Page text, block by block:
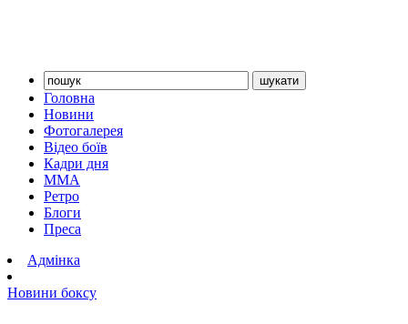
Головна
Новини
Фотогалерея
Відео боїв
Кадри дня
ММА
Ретро
Блоги
Преса
Адмінка
Новини боксу